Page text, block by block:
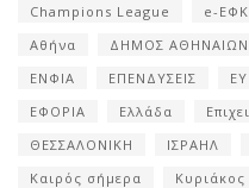
Champions League e-
Αθήνα
ΔΗΜΟΣ ΑΘΗΝΑΙΩΝ
ΕΝΦΙΑ
ΕΠΕΝΔΥΣΕΙΣ
ΕΦΟΡΙΑ
Ελλάδα
ΘΕΣΣΑΛΟΝΙΚΗ
ΙΣΡΑΗΛ
Καιρός σήμερα